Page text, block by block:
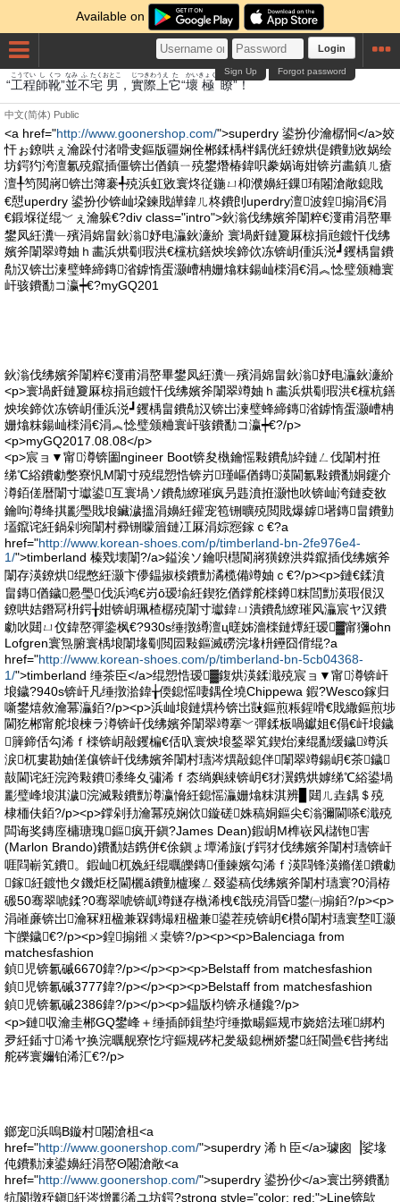
Available on
Login
Forgot password
Sign Up
“工程
こうてい
師
し
靴
くつ
”並
なみ
不
ふ
宅
たく
男
おとこ
， 實
じつ
際
きわ
上
うえ
它
た
“壞
かい
極
きょく
瞭
りょう
”！
中文(简体) Public
<a href="http://www.goonershop.com/">superdry 鍙扮仯瀹樼恫</a>姣
忓ぉ鐐哄ぇ瀹跺付渚嗗叏鏂版疆娴佺郴鍒楀柈鍝侊紝鐐烘偍鐨勭敓娲绘
坊鍔犳洿澶氱殑鑹插僵锛岀偤鎮ㄧ殑鐢熸椿鍏呮豢娲诲姏锛岃畵鎮ㄦ瘡
澶╀笉閲嶈锛岀簿褰╃殑浜虹敓寰炵従鍦ㄩ枊濮嬶紝鏁珛闂滄敞鎴戝
€憇uperdry 鍙扮仯锛屾垜鍊戝皣鍏ㄦ柊鐨剆uperdry澶波鍠搧涓€涓
€鍛堢従绲﹀ぇ瀹躲€?div class="intro">鈥滃伐绋嬪斧闈粹€濅甫涓嶅畢
鐢凤紝瀵﹂殯涓婂畠鈥滃妤电灜鈥濓紒 寰堝皯鏈夐厤椋捐兘鍍忓伐绋
嬪斧闈翠竴妯ｈ畵浜烘劅瑕洪€欓杭鐥炴埃鍗佽冻锛岄偅浜涚┛钁楀畠鐨
勪汉锛岀湅璧蜂締鏄渻鎼惰蛋灏嶆柟姗熻粖鍚屾檪涓€涓︽惗璧颁粬寰
屽骇鐨勫コ瀛┿€?myGQ201
鈥滃伐绋嬪斧闈粹€濅甫涓嶅畢鐢凤紝瀵﹂殯涓婂畠鈥滃妤电灜鈥濓紒
<p>寰堝皯鏈夐厤椋捐兘鍍忓伐绋嬪斧闈翠竴妯ｈ畵浜烘劅瑕洪€欓杭鐥
炴埃鍗佽冻锛岄偅浜涚┛钁楀畠鐨勪汉锛岀湅璧蜂締鏄渻鎼惰蛋灏嶆柟
姗熻粖鍚屾檪涓€涓︽惗璧颁粬寰屽骇鐨勫コ瀛┿€?/p>
<p>myGQ2017.08.08</p>
<p>宸ョ▼甯澊锛圗ngineer Boot锛夋槸鑰愮敤鐨勪紣鏈ㄥ伐闈村拰
绨℃綌鐨勮嫳寮忛Μ闈寸殑绲愬悎锛岃瑾嶇偤鏄渶閫氱敤鐨勫姛鑳介
澊銆傞暦闈寸瓛鍙互寰堝ソ鐨勪繚璀疯叧韪濆拰灏忚吙锛屾洿鏈夌敋
鑰呴澊绛掑彲璺戝埌鑶濊搵涓嬶紝鑵宠笣铏曠殑閲戝爆鎼墸鏄畠鐨勭
壒鑹诧紝鍋剁埦闈村彛铏曚篃鏈冮厤涓婃惌鎵ｃ€?a
href="http://www.korean-shoes.com/p/timberland-bn-2fe976e4-
1/">timberland 榛戣壊闈?/a>鎰涘ソ鑰呮櫘閬嶈獚鐐洪粦鑹插伐绋嬪斧
闈存渶鐐烘绲憋紝灏卞儚鎾掓棪鐨勯潏榄備竴妯ｃ€?/p><p>鏈€鍒濆
畠鏄偤鐬惖璺伐浜鸿€岃ō瑷堬紝鍥犵偤鐣舵檪鐏粖閭勯渶瑕佷汉
鐐哄姞鐕冩枡鍔╁姏锛岄珮楂樼殑闈寸瓛鍏ㄩ潰鐨勪繚璀风灜宸ヤ汉鐨
勮吙閮ㄩ伩鍏嶅彈鍌枫€?930s缍撴繜澶ц暛姊濇檪鏈燂紝瑷▓甯獼ohn
Lofgren寰炰腑寰楀埌闈堟劅閲囩敤鏂滅磱浣堟枡鑸囧偝绲?a
href="http://www.korean-shoes.com/p/timberland-bn-5cb04368-
1/">timberland 缍茶臣</a>绲愬悎瑷▓鍑烘渶鍒濈殑宸ョ▼甯澊锛屽
埌鐬?940s锛屽凡缍撴湁鍏╁偄鎴愮啛鍝佺墝Chippewa 鍜?Wesco鎵归
噺鐢熺敘瀹冪灜銆?/p><p>浜屾埌鏈熼枔锛岀敱鏂煎粻鍟嗗€戝繖鏂煎埗
閫犵郴甯舵埌楝ラ澊锛屽伐绋嬪斧闈翠竴搴﹀彈鍒板喎钀姐€傝€屽埌鐬
簲鍗佸勾浠ｆ檪锛岄毃钁楄€佸叺寰炴埌鍫翠笂鍥炲湅绲勫缓鐬竴浜
涙杌婁勘妯傞儴锛屽伐绋嬪斧闈村瓙涔熼毃鎴伴闈翠竴鍚岄€茶鐬
敼閫诧紝浣跨敤鐨潻绛夊彇浠ｆ枩绱嬩綀锛岄€犲瀷鎸烘嫭绨℃綌鍙堝
彲璧峰埌淇濊浣滅敤鐨勯澊瀛愶紝鎴愮灜姗熻粖淇辨▊閮ㄦ垚鍝＄殑
棣栭伕銆?/p><p>鐣剁劧瀹冪殑娴佽鏇磋姝稿姛鏂尖€滃彌閫嗏€濈殑
闆诲奖鏄庢槦瑭瑰鏂疯开鎭?James Dean)鍜岄Μ榫嵚风櫧铇害
(Marlon Brando)鐨勫姞鎸併€俆鎭ょ墰浠旇げ鍔犲伐绋嬪斧闈村瓙锛屽
啀閰嶄笂鐨。鍜屾杌婏紝绲曞皪鏄偅鍊嬪勾浠ｆ渶閰锋渶鏅傞鐨勮
鎵紝鍍忚タ鐖炬柉閫欐ǎ鐨勭櫨璨ㄥ叕鍙稿伐绋嬪斧闈村瓙寰?0涓栫
磤50骞翠唬鍒?0骞翠唬锛屼竴鐩存槸浠栧€戠殑涓昏鐢㈠搧銆?/p><p>
涓嶉亷锛岀瀹冧粈楹兼槑鏄熶粈楹兼鍙茬殑锛岄€欑ó闈村瓙寰堥叿灏
卞皪鐬€?/p><p>鍠搧鎺ㄨ枽锛?/p><p><p>Balenciaga from
matchesfashion
鍞児锛氱磩6670鍏?/p></p><p><p>Belstaff from matchesfashion
鍞児锛氱磩3777鍏?/p></p><p><p>Belstaff from matchesfashion
鍞児锛氱磩2386鍏?/p></p><p>鎾版枃锛氶樋鑱?/p>
<p>鏈収瀹圭郴GQ鐢峰＋缍插師鍓垫垨缍撳畼鏂规巿娆婄法璀綁杓
夛紝鍤寸浠ヤ换浣曞舰寮忔垨鏂规硶杞夎級鎴栦娇鐢紝閬曡€呰拷绌
舵硶寰嬭铂浠汇€?/p>
鎯宠浜嗚В鏇村闂滄柤<a
href="http://www.goonershop.com/">superdry 浠ｈ臣</a>璩囪▕娑堟
伅鐨勬湅鍙嬶紝涓嶅Θ闂滄敞<a
href="http://www.goonershop.com/">superdry 鍙扮仯</a>寰岀簩鐨勫
牨閬撴秷鎭紝涔熷彲浠ユ坊鍔?strong style="color: red;">Line锛歍